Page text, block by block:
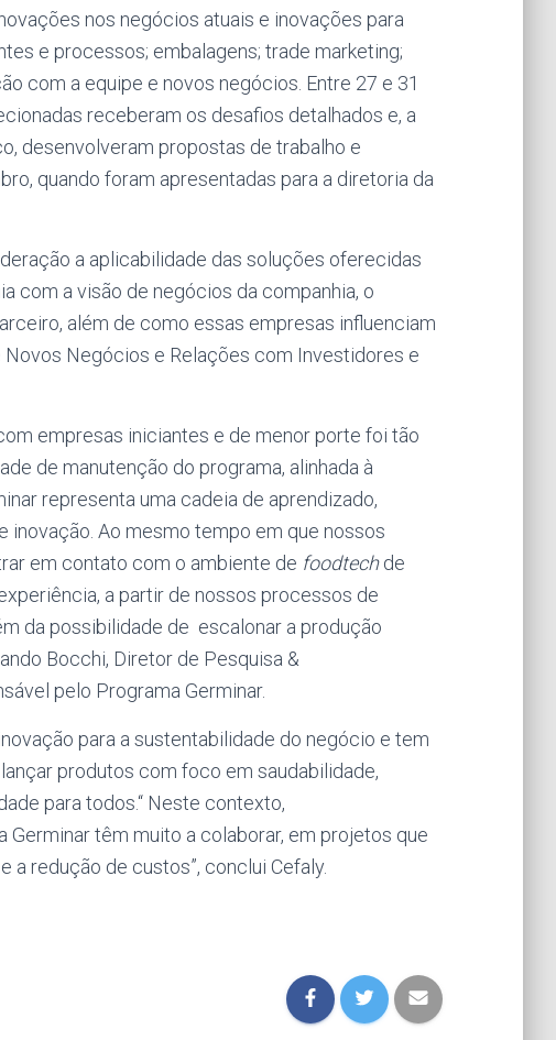
nos negócios atuais e inovações para
e processos; embalagens; trade marketing;
com a equipe e novos negócios. Entre 27 e 31
receberam os desafios detalhados e, a
desenvolveram propostas de trabalho e
quando foram apresentadas para a diretoria da
a aplicabilidade das soluções oferecidas
com a visão de negócios da companhia, o
além de como essas empresas influenciam
Novos Negócios e Relações com Investidores e
empresas iniciantes e de menor porte foi tão
de manutenção do programa, alinhada à
representa uma cadeia de aprendizado,
Ao mesmo tempo em que nossos
em contato com o ambiente de foodtechde
a partir de nossos processos de
da possibilidade de escalonar a produção
Bocchi, Diretor de Pesquisa &
pelo Programa Germinar.
para a sustentabilidade do negócio e tem
produtos com foco em saudabilidade,
para todos.“ Neste contexto,
têm muito a colaborar, em projetos que
redução de custos”, conclui Cefaly.